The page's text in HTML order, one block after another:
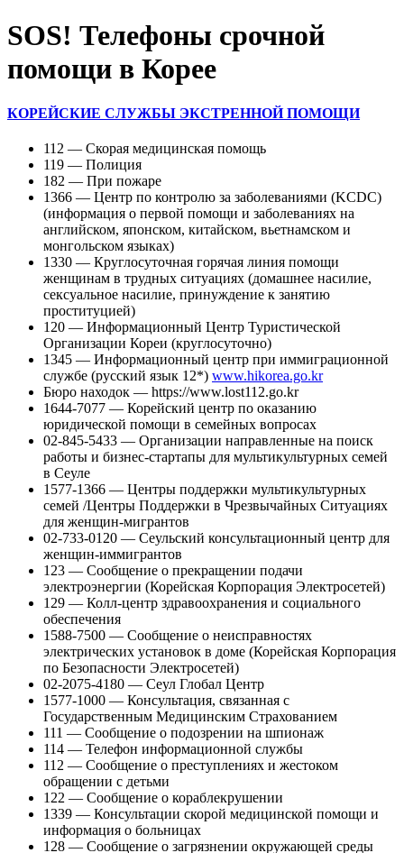
SOS! Телефоны срочной
помощи в Корее
КОРЕЙСКИЕ СЛУЖБЫ ЭКСТРЕННОЙ ПОМОЩИ
112 — Скорая медицинская помощь
119 — Полиция
182 — При пожаре
1366 — Центр по контролю за заболеваниями (KCDC)
(информация о первой помощи и заболеваниях на
английском, японском, китайском, вьетнамском и
монгольском языках)
1330 — Круглосуточная горячая линия помощи
женщинам в трудных ситуациях (домашнее насилие,
сексуальное насилие, принуждение к занятию
проституцией)
120 — Информационный Центр Туристической
Организации Кореи (круглосуточно)
1345 — Информационный центр при иммиграционной
службе (русский язык 12*) www.hikorea.go.kr
Бюро находок — https://www.lost112.go.kr
1644-7077 — Корейский центр по оказанию
юридической помощи в семейных вопросах
02-845-5433 — Организации направленные на поиск
работы и бизнес-стартапы для мультикультурных семей
в Сеуле
1577-1366 — Центры поддержки мультикультурных
семей /Центры Поддержки в Чрезвычайных Ситуациях
для женщин-мигрантов
02-733-0120 — Сеульский консультационный центр для
женщин-иммигрантов
123 — Сообщение о прекращении подачи
электроэнергии (Корейская Корпорация Электросетей)
129 — Колл-центр здравоохранения и социального
обеспечения
1588-7500 — Сообщение о неисправностях
электрических установок в доме (Корейская Корпорация
по Безопасности Электросетей)
02-2075-4180 — Сеул Глобал Центр
1577-1000 — Консультация, связанная с
Государственным Медицинским Страхованием
111 — Сообщение о подозрении на шпионаж
114 — Телефон информационной службы
112 — Сообщение о преступлениях и жестоком
обращении с детьми
122 — Сообщение о кораблекрушении
1339 — Консультации скорой медицинской помощи и
информация о больницах
128 — Сообщение о загрязнении окружающей среды